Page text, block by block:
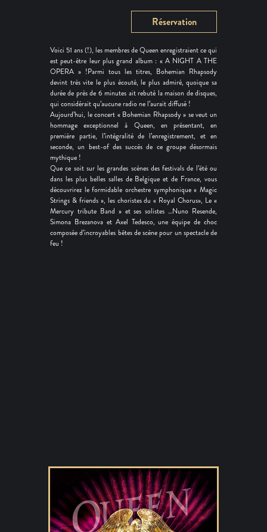
Réservation
Voici 51 ans (!), les membres de Queen enregistraient ce qui
est peut-être leur plus grand album : « A NIGHT A THE
OPERA » !Parmi tous les titres, Bohemian Rhapsody
devint très vite le plus écouté, le plus admiré, quoique sa
durée de près de 6 minutes ait rebuté la maison de disques,
qui considérait qu’aucune radio ne l’aurait diffusé !
Aujourd’hui, le concert « Bohemian Rhapsody » se veut un
hommage exceptionnel à Queen, en présentant, en
première partie, l’intégralité de l’enregistrement, et en
seconde, un best-of des succès de ce groupe désormais
mythique !
Que ce soit sur les grandes scènes des festivals de l’été ou
dans les plus belles salles de Belgique et de France, vous
découvrirez le formidable orchestre symphonique « Magic
Strings & friends », les choristes du « Royal Chorus», Le «
Mercury tribute Band » et ses solistes …Nuno Resende,
Simona Brezanova et Axel Tedesco, une équipe de choc
composée d’incroyables bêtes de scène pour un spectacle de
feu !